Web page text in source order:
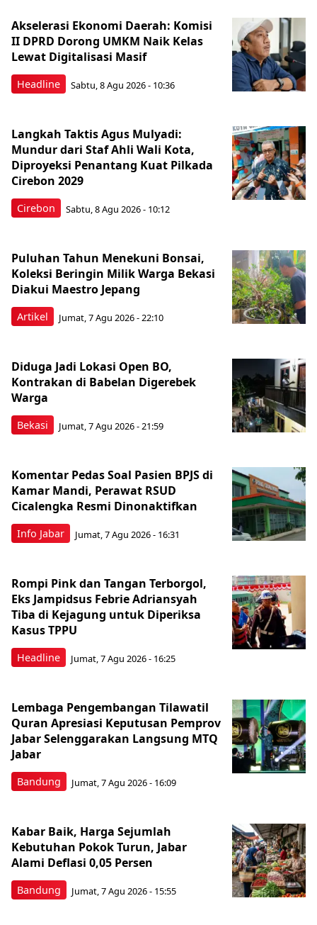
Headline
Akselerasi Ekonomi Daerah: Komisi
II DPRD Dorong UMKM Naik Kelas
Lewat Digitalisasi Masif
Sabtu, 8 Agu 2026 - 10:36
Cirebon
Langkah Taktis Agus Mulyadi:
Mundur dari Staf Ahli Wali Kota,
Diproyeksi Penantang Kuat Pilkada
Cirebon 2029
Sabtu, 8 Agu 2026 - 10:12
Artikel
Puluhan Tahun Menekuni Bonsai,
Koleksi Beringin Milik Warga Bekasi
Diakui Maestro Jepang
Jumat, 7 Agu 2026 - 22:10
Bekasi
Diduga Jadi Lokasi Open BO,
Kontrakan di Babelan Digerebek
Warga
Jumat, 7 Agu 2026 - 21:59
Info Jabar
Komentar Pedas Soal Pasien BPJS di
Kamar Mandi, Perawat RSUD
Cicalengka Resmi Dinonaktifkan
Jumat, 7 Agu 2026 - 16:31
Headline
Rompi Pink dan Tangan Terborgol,
Eks Jampidsus Febrie Adriansyah
Tiba di Kejagung untuk Diperiksa
Kasus TPPU
Jumat, 7 Agu 2026 - 16:25
Bandung
Lembaga Pengembangan Tilawatil
Quran Apresiasi Keputusan Pemprov
Jabar Selenggarakan Langsung MTQ
Jabar
Jumat, 7 Agu 2026 - 16:09
Bandung
Kabar Baik, Harga Sejumlah
Kebutuhan Pokok Turun, Jabar
Alami Deflasi 0,05 Persen
Jumat, 7 Agu 2026 - 15:55